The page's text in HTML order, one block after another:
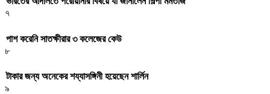
৭
পাশ করেনি সাতক্ষীরার ৩ কলেজের কেউ
৮
টাকার জন্য অনেকের শয্যাসঙ্গিনী হয়েছেন শার্লিন
৯